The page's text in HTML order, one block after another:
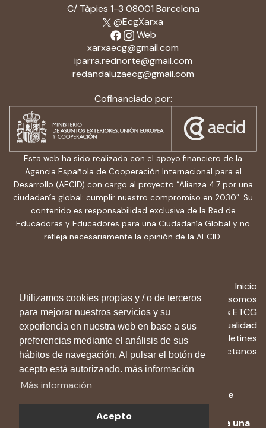
Utilizamos cookies propias y / o de terceros
para mejorar nuestros servicios y su
experiencia en nuestra web en base a sus
preferencias mediante el análisis de sus
hábitos de navegación. Al pulsar el botón de
acepto está autorizando. más información
Más información
Acepto
C/ Tàpies 1-3 08001 Barcelona
@EcgXarxa
Web
xarxaecg@gmail.com
iparra.rednorte@gmail.com
redandaluzaecg@gmail.com
Cofinanciado por:
Esta web ha sido realizada con el apoyo financiero de la
Agencia Española de Cooperación Internacional para el
Desarrollo (AECID) con cargo al proyecto “Alianza 4.7 por una
ciudadanía global: cumplir nuestro compromiso en 2030”. Su
contenido es responsabilidad exclusiva de la Red de
Educadoras y Educadores para una Ciudadanía Global y no
refleja necesariamente la opinión de la AECID.
Inicio
Quiénes somos
Recursos ETCG
Actualidad
Boletines
Contactanos
Política de
© 2024 Red de Educadoras y Educadores para una